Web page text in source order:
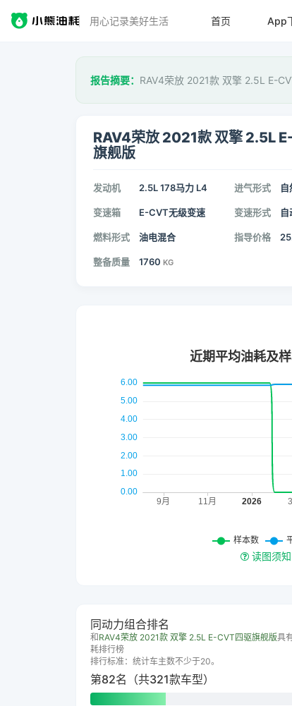
用心记录美好生活 首页 App
报告摘要： RAV4荣放 2021款 双擎 2.5L E-
RAV4荣放 2021款 双擎 2.5L
旗舰版
发动机 2.5L 178马力 L4 进气形式
变速箱 E-CVT无级变速 变速形式 自
燃料形式 油电混合 指导价格
整备质量 1760 KG
读图须知
同动力组合排名
和 RAV4荣放 2021款 双擎 2.5L E-CVT四驱旗舰版具
耗排行榜
排行标准：统计车主数不少于20。
第82名（共321款车型）